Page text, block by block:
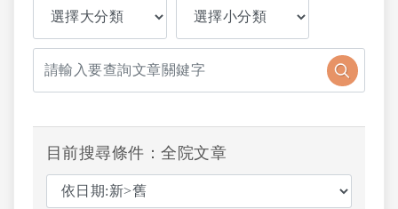
目前搜尋條件：全院文章